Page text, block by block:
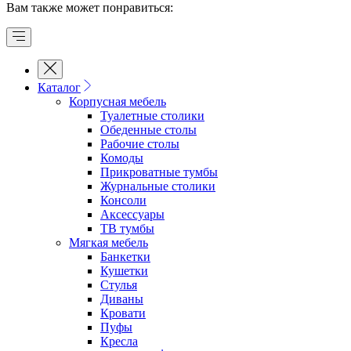
Вам также может понравиться:
Каталог
Корпусная мебель
Туалетные столики
Обеденные cтолы
Рабочие столы
Комоды
Прикроватные тумбы
Журнальные столики
Консоли
Аксессуары
ТВ тумбы
Мягкая мебель
Банкетки
Кушетки
Стулья
Диваны
Кровати
Пуфы
Кресла